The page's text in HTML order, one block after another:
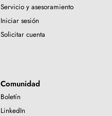
Servicio y asesoramiento
Iniciar sesión
Solicitar cuenta
Comunidad
Boletín
LinkedIn